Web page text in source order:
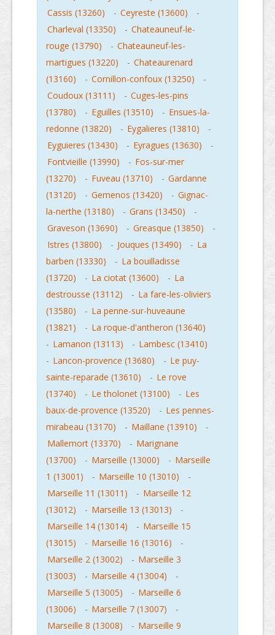
Cassis (13260)
- Ceyreste (13600)
-
Charleval (13350)
- Chateauneuf-le-
rouge (13790)
- Chateauneuf-les-
martigues (13220)
- Chateaurenard
(13160)
- Cornillon-confoux (13250)
-
Coudoux (13111)
- Cuges-les-pins
(13780)
- Eguilles (13510) - Ensues-la-
redonne (13820)
- Eygalieres (13810)
-
Eyguieres (13430)
- Eyragues (13630)
-
Fontvieille (13990)
- Fos-sur-mer
(13270)
- Fuveau (13710) - Gardanne
(13120)
- Gemenos (13420) - Gignac-
la-nerthe (13180)
- Grans (13450)
-
Graveson (13690)
- Greasque (13850)
-
Istres (13800)
- Jouques (13490) - La
barben (13330)
- La bouilladisse
(13720)
- La ciotat (13600) - La
destrousse (13112)
- La fare-les-oliviers
(13580)
- La penne-sur-huveaune
(13821)
- La roque-d'antheron (13640)
- Lamanon (13113) - Lambesc (13410)
- Lancon-provence (13680) - Le puy-
sainte-reparade (13610)
- Le rove
(13740)
- Le tholonet (13100) - Les
baux-de-provence (13520)
- Les pennes-
mirabeau (13170)
- Maillane (13910)
-
Mallemort (13370)
- Marignane
(13700)
- Marseille (13000) - Marseille
1 (13001)
- Marseille 10 (13010)
-
Marseille 11 (13011)
- Marseille 12
(13012)
- Marseille 13 (13013)
-
Marseille 14 (13014)
- Marseille 15
(13015)
- Marseille 16 (13016)
-
Marseille 2 (13002)
- Marseille 3
(13003)
- Marseille 4 (13004)
-
Marseille 5 (13005)
- Marseille 6
(13006)
- Marseille 7 (13007)
-
Marseille 8 (13008)
- Marseille 9